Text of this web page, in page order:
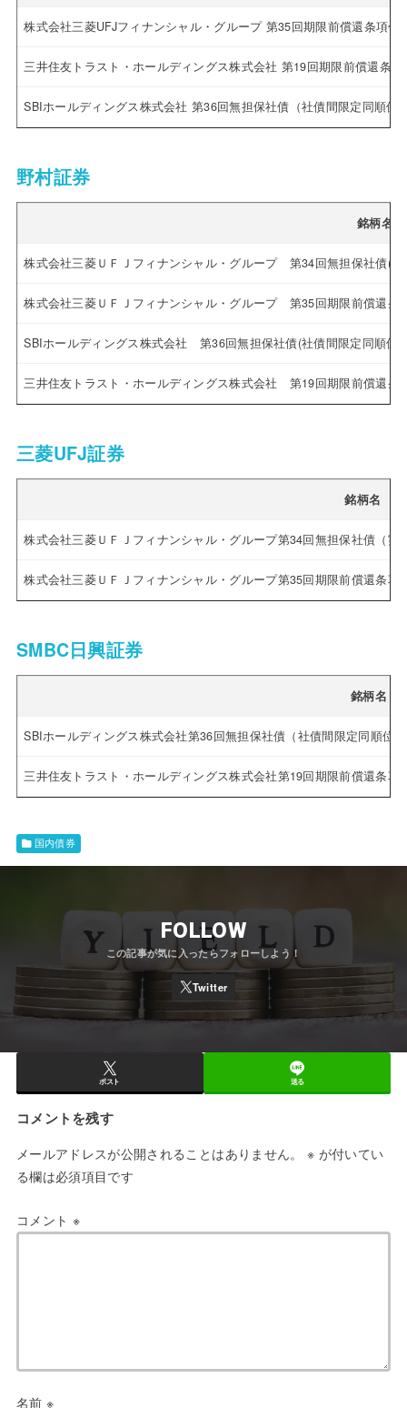
株式会社三菱UFJフィナンシャル・グループ 第35回期限前償還条項
三井住友トラスト・ホールディングス株式会社 第19回期限前償還条
SBIホールディングス株式会社 第36回無担保社債（社債間限定同順位
野村証券
銘柄名
株式会社三菱ＵＦＪフィナンシャル・グループ 第34回無担保社債(
株式会社三菱ＵＦＪフィナンシャル・グループ 第35回期限前償還条
SBIホールディングス株式会社 第36回無担保社債(社債間限定同順位
三井住友トラスト・ホールディングス株式会社 第19回期限前償還条
三菱UFJ証券
銘柄名
株式会社三菱ＵＦＪフィナンシャル・グループ第34回無担保社債（
株式会社三菱ＵＦＪフィナンシャル・グループ第35回期限前償還条
SMBC日興証券
銘柄名
SBIホールディングス株式会社第36回無担保社債（社債間限定同順位
三井住友トラスト・ホールディングス株式会社第19回期限前償還条
国内債券
FOLLOW
ポスト 送る
コメントを残す
メールアドレスが公開されることはありません。 ※ が付いてい
る欄は必須項目です
コメント ※
名前 ※